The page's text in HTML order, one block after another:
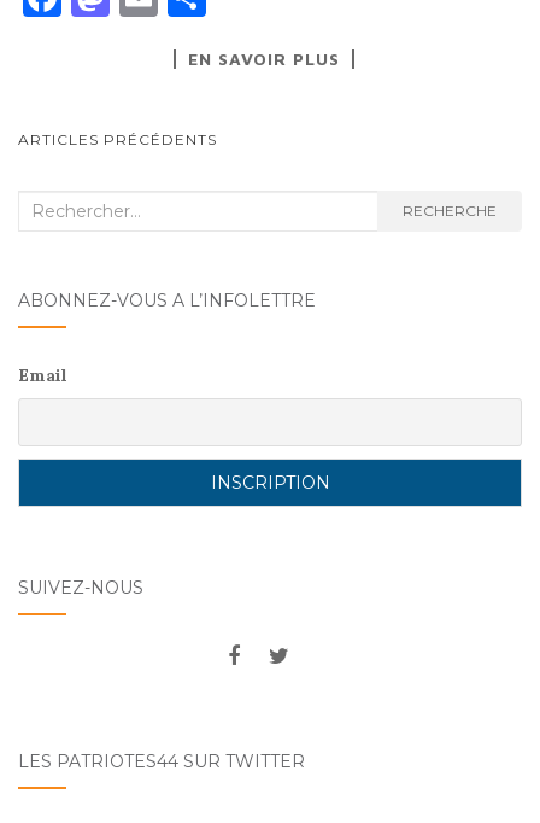
b
o
o
ai ta
er
EN SAVOIR PLUS
NAVIGATION
SEIN
ARTICLES
ARTICLES PRÉCÉDENTS
Recherche
RECHERCHE
ABONNEZ-VOUS A L’INFOLETTRE
Email
SUIVEZ-NOUS
LES PATRIOTES44 SUR TWITTER